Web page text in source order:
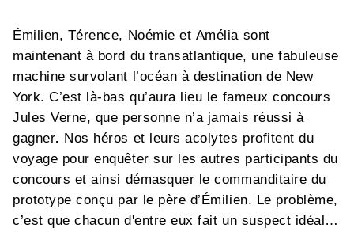
Émilien, Térence, Noémie et Amélia sont
maintenant à bord du transatlantique, une fabuleuse
machine survolant l’océan à destination de New
York. C’est là-bas qu’aura lieu le fameux concours
Jules Verne, que personne n’a jamais réussi à
gagner. Nos héros et leurs acolytes profitent du
voyage pour enquêter sur les autres participants du
concours et ainsi démasquer le commanditaire du
prototype conçu par le père d’Émilien. Le problème,
c’est que chacun d'entre eux fait un suspect idéal…